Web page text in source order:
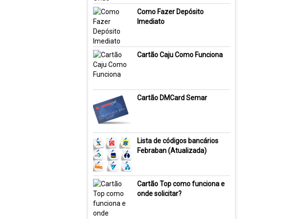
Como Fazer Depósito
Imediato
Cartão Caju Como Funciona
Cartão DMCard Semar
Lista de códigos bancários
Febraban (Atualizada)
Cartão Top como funciona e
onde solicitar?